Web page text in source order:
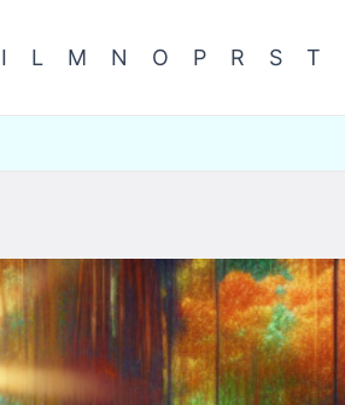
I L M N O P R S T